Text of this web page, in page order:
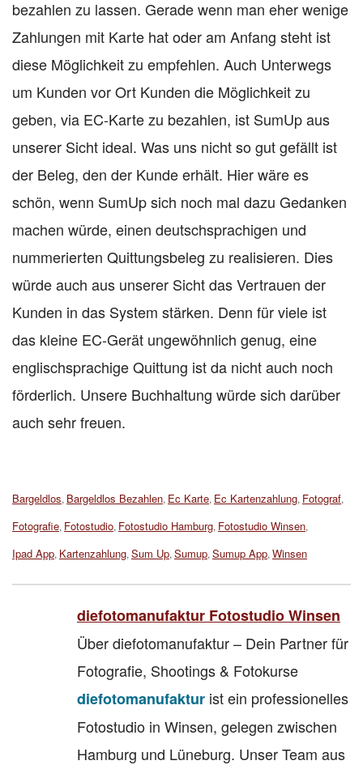
bezahlen zu lassen. Gerade wenn man eher wenige
Zahlungen mit Karte hat oder am Anfang steht ist
diese Möglichkeit zu empfehlen. Auch Unterwegs
um Kunden vor Ort Kunden die Möglichkeit zu
geben, via EC-Karte zu bezahlen, ist SumUp aus
unserer Sicht ideal. Was uns nicht so gut gefällt ist
der Beleg, den der Kunde erhält. Hier wäre es
schön, wenn SumUp sich noch mal dazu Gedanken
machen würde, einen deutschsprachigen und
nummerierten Quittungsbeleg zu realisieren. Dies
würde auch aus unserer Sicht das Vertrauen der
Kunden in das System stärken. Denn für viele ist
das kleine EC-Gerät ungewöhnlich genug, eine
englischsprachige Quittung ist da nicht auch noch
förderlich. Unsere Buchhaltung würde sich darüber
auch sehr freuen.
Tags:
Bargeldlos, Bargeldlos Bezahlen, Ec Karte, Ec Kartenzahlung, Fotograf,
Fotografie, Fotostudio, Fotostudio Hamburg, Fotostudio Winsen,
Ipad App, Kartenzahlung, Sum Up, Sumup, Sumup App, Winsen
diefotomanufaktur Fotostudio Winsen
Über diefotomanufaktur – Dein Partner für
Fotografie, Shootings & Fotokurse
diefotomanufaktur ist ein professionelles
Fotostudio in Winsen, gelegen zwischen
Hamburg und Lüneburg. Unser Team aus